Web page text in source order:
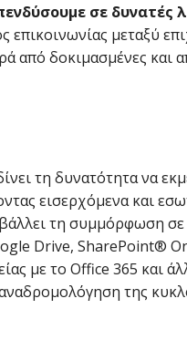
σε δυνατές
επικοινωνίας μεταξύ
από δοκιμασμένες και
τη δυνατότητα να
εισερχόμενα και
τη συμμόρφωση
Drive, SharePoint®
με το Office 365 και
της